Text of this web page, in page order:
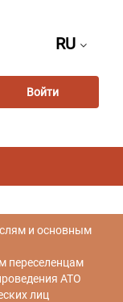
RU
Войти
и основным
переселенцам
АТО
лиц